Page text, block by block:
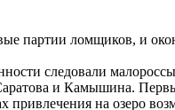
партии ломщиков, и
следовали
и Камышина.
на озеро